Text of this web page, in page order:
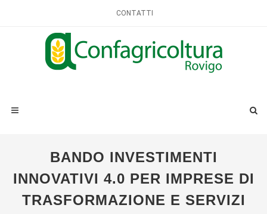
CONTATTI
BANDO INVESTIMENTI
INNOVATIVI 4.0 PER IMPRESE DI
TRASFORMAZIONE E SERVIZI